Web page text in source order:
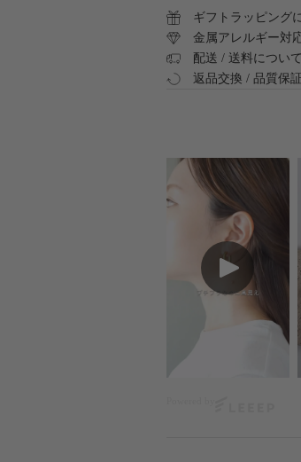
ギフトラッピング
金属アレルギー対
配送 / 送料について
返品交換 / 品質保